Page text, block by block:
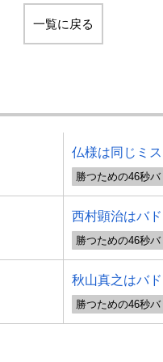
一覧に戻る
仏様は同じミ
勝つための46秒
西村顕治はバ
勝つための46秒
秋山真之はバ
勝つための46秒